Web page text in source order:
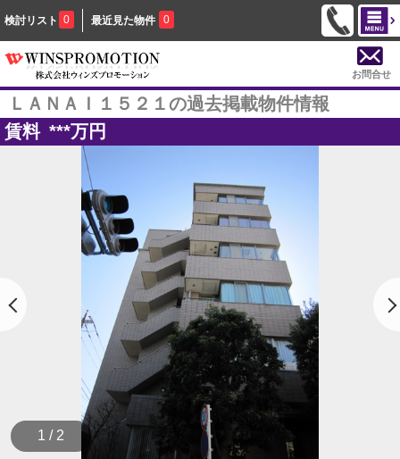
検討リスト 0 最近見た物件 0
お問合せ
ＬＡＮＡＩ１５２１の過去掲載物件情報
賃料 ***万円
1 / 2